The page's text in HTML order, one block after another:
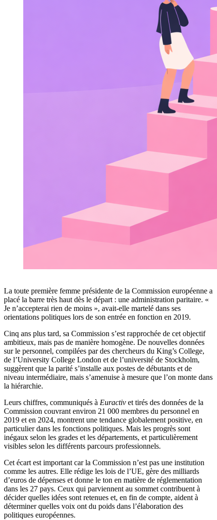
La toute première femme présidente de la Commission européenne a
placé la barre très haut dès le départ : une administration paritaire. «
Je n’accepterai rien de moins », avait-elle martelé dans ses
orientations politiques lors de son entrée en fonction en 2019.
Cinq ans plus tard, sa Commission s’est rapprochée de cet objectif
ambitieux, mais pas de manière homogène. De nouvelles données
sur le personnel, compilées par des chercheurs du King’s College,
de l’University College London et de l’université de Stockholm,
suggèrent que la parité s’installe aux postes de débutants et de
niveau intermédiaire, mais s’amenuise à mesure que l’on monte dans
la hiérarchie.
Leurs chiffres, communiqués à Euractiv et tirés des données de la
Commission couvrant environ 21 000 membres du personnel en
2019 et en 2024, montrent une tendance globalement positive, en
particulier dans les fonctions politiques. Mais les progrès sont
inégaux selon les grades et les départements, et particulièrement
visibles selon les différents parcours professionnels.
Cet écart est important car la Commission n’est pas une institution
comme les autres. Elle rédige les lois de l’UE, gère des milliards
d’euros de dépenses et donne le ton en matière de réglementation
dans les 27 pays. Ceux qui parviennent au sommet contribuent à
décider quelles idées sont retenues et, en fin de compte, aident à
déterminer quelles voix ont du poids dans l’élaboration des
politiques européennes.